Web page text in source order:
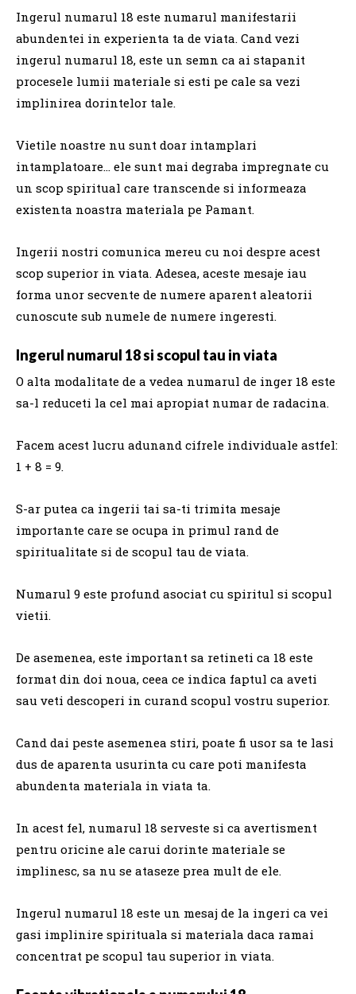
Ingerul numarul 18 este numarul manifestarii
abundentei in experienta ta de viata. Cand vezi
ingerul numarul 18, este un semn ca ai stapanit
procesele lumii materiale si esti pe cale sa vezi
implinirea dorintelor tale.
Vietile noastre nu sunt doar intamplari
intamplatoare… ele sunt mai degraba impregnate cu
un scop spiritual care transcende si informeaza
existenta noastra materiala pe Pamant.
Ingerii nostri comunica mereu cu noi despre acest
scop superior in viata. Adesea, aceste mesaje iau
forma unor secvente de numere aparent aleatorii
cunoscute sub numele de numere ingeresti.
Ingerul numarul 18 si scopul tau in viata
O alta modalitate de a vedea numarul de inger 18 este
sa-l reduceti la cel mai apropiat numar de radacina.
Facem acest lucru adunand cifrele individuale astfel:
1 + 8 = 9.
S-ar putea ca ingerii tai sa-ti trimita mesaje
importante care se ocupa in primul rand de
spiritualitate si de scopul tau de viata.
Numarul 9 este profund asociat cu spiritul si scopul
vietii.
De asemenea, este important sa retineti ca 18 este
format din doi noua, ceea ce indica faptul ca aveti
sau veti descoperi in curand scopul vostru superior.
Cand dai peste asemenea stiri, poate fi usor sa te lasi
dus de aparenta usurinta cu care poti manifesta
abundenta materiala in viata ta.
In acest fel, numarul 18 serveste si ca avertisment
pentru oricine ale carui dorinte materiale se
implinesc, sa nu se ataseze prea mult de ele.
Ingerul numarul 18 este un mesaj de la ingeri ca vei
gasi implinire spirituala si materiala daca ramai
concentrat pe scopul tau superior in viata.